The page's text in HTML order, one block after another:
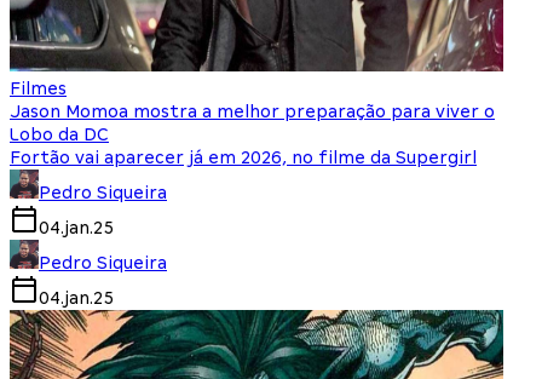
Filmes
Jason Momoa mostra a melhor preparação para viver o
Lobo da DC
Fortão vai aparecer já em 2026, no filme da Supergirl
Pedro Siqueira
04.jan.25
Pedro Siqueira
04.jan.25